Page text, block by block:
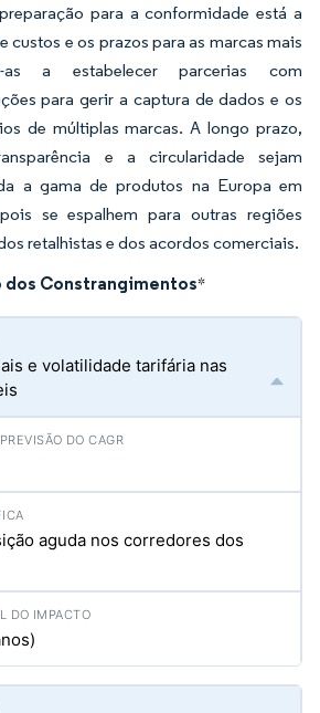
para a conformidade está a
custos e os prazos para as marcas mais
as a estabelecer parcerias com
para gerir a captura de dados e os
de múltiplas marcas. A longo prazo,
e a circularidade sejam
a gama de produtos na Europa em
se espalhem para outras regiões
retalhistas e dos acordos comerciais.
dos Constrangimentos*
e volatilidade tarifária nas
aguda nos corredores dos